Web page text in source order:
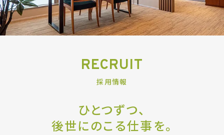
RECRUIT
採用情報
ひとつずつ、
後世にのこる仕事を。